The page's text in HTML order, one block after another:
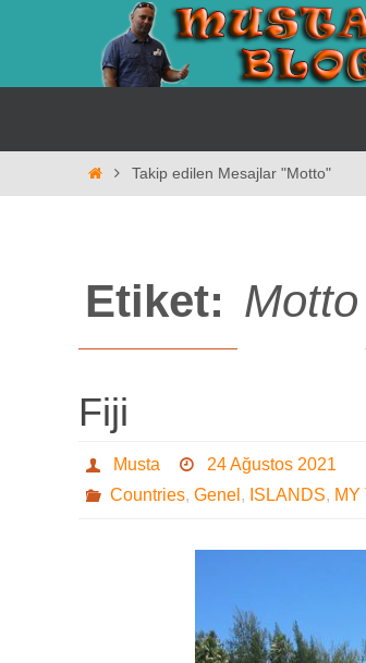
HomeTakip edilen Mesajlar "Motto"
Etiket: Motto
Fiji
Musta
24 Ağustos 2021
Countries, Genel , ISLANDS, MY